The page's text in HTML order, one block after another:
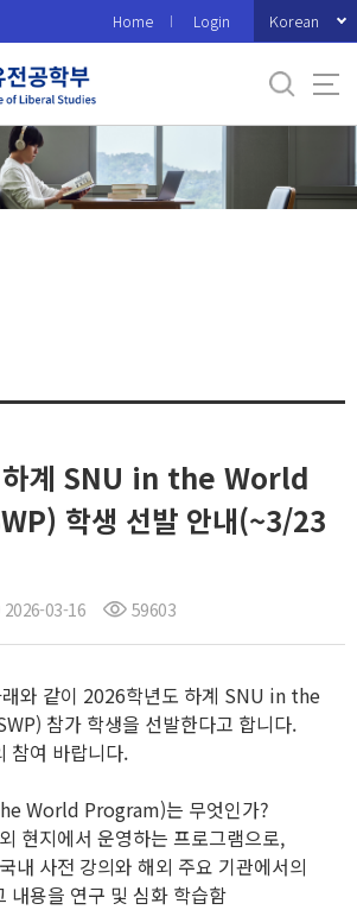
Home Login Korean
하계 SNU in the World
학생 선발 안내(~3/23
2026-03-16 59603
와 같이 2026학년도 하계 SNU in the
참가 학생을 선발한다고 합니다.
참여 바랍니다.
World Program)는 무엇인가?
현지에서 운영하는 프로그램으로,
내 사전 강의와 해외 주요 기관에서의
내용을 연구 및 심화 학습함